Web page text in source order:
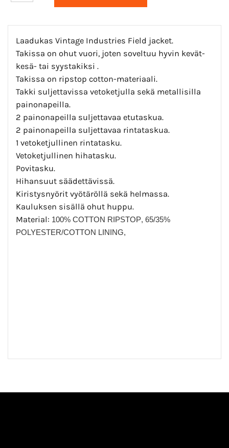
Laadukas Vintage Industries Field jacket.
Takissa on ohut vuori, joten soveltuu hyvin kevät-
kesä- tai syystakiksi .
Takissa on ripstop cotton-materiaali.
Takki suljettavissa vetoketjulla sekä metallisilla
painonapeilla.
2 painonapeilla suljettavaa etutaskua.
2 painonapeilla suljettavaa rintataskua.
1 vetoketjullinen rintatasku.
Vetoketjullinen hihatasku.
Povitasku.
Hihansuut säädettävissä.
Kiristysnyörit vyötäröllä sekä helmassa.
Kauluksen sisällä ohut huppu.
Material: 100% COTTON RIPSTOP, 65/35%
POLYESTER/COTTON LINING,